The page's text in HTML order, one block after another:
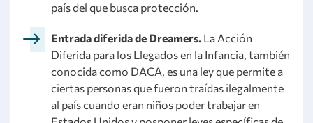
país del que busca protección.
Entrada diferida de Dreamers. La Acción
Diferida para los Llegados en la Infancia, también
conocida como DACA, es una ley que permite a
ciertas personas que fueron traídas ilegalmente
al país cuando eran niños poder trabajar en